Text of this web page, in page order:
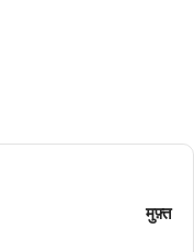
मुफ़्त